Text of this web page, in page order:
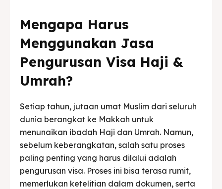
Mengapa Harus
Menggunakan Jasa
Pengurusan Visa Haji &
Umrah?
Setiap tahun, jutaan umat Muslim dari seluruh
dunia berangkat ke Makkah untuk
menunaikan ibadah Haji dan Umrah. Namun,
sebelum keberangkatan, salah satu proses
paling penting yang harus dilalui adalah
pengurusan visa. Proses ini bisa terasa rumit,
memerlukan ketelitian dalam dokumen, serta